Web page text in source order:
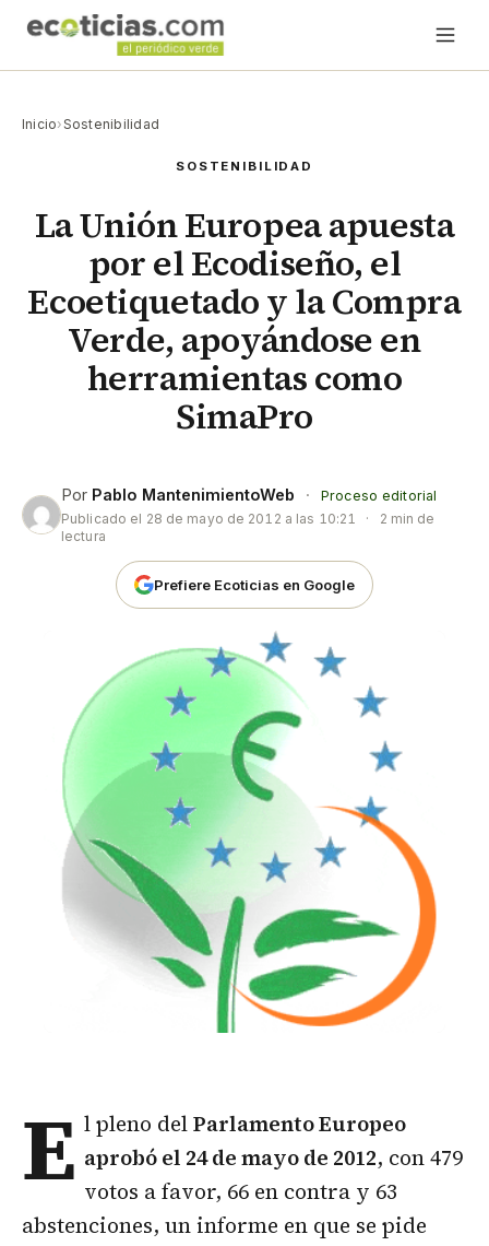
Inicio›Sostenibilidad
SOSTENIBILIDAD
La Unión Europea apuesta
por el Ecodiseño, el
Ecoetiquetado y la Compra
Verde, apoyándose en
herramientas como
SimaPro
Por Pablo MantenimientoWeb ·
Proceso editorial
Publicado el 28 de mayo de 2012 a las 10:21 ·
2 min de
lectura
Prefiere Ecoticias en Google
E l pleno delParlamento Europeo
aprobó el 24 de mayo de 2012, con 479
votos a favor, 66 en contra y 63
abstenciones, un informe en que se pide